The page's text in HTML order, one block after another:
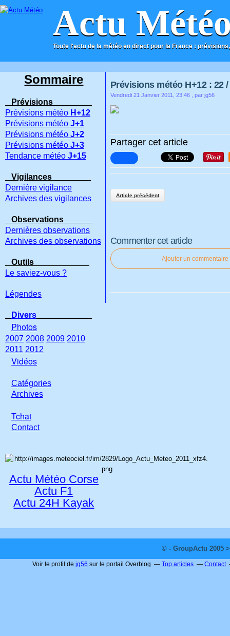
Actu
Toute l'actu de la météo en direct pour la France :
ACCUEIL CONTACT
Prévisions météo H+12 : 22
Vendredi 21 Janvier 2011, 23:46 , par jg56
Partager cet article
Article précédent
Commenter cet article
Ajouter un commentaire
Sommaire
Prévisions
Prévisions météo H+12
Prévisions météo J+1
Prévisions météo J+2
Prévisions météo J+3
Tendance météo J+15
Vigilances
Dernière vigilance
Archives des vigilances
Observations
Dernières observations
Archives des observations
Outils
Le saviez-vous ?
Légendes
Divers
Photos
2007 2008 2009 2010
2011 2012
Vidéos
Catégories
Archives
Tchat
Contact
Actu Météo Corse
Actu F1
Actu 24H Kayak
© - GroupActu 2005
Voir le profil dejg56 sur le portail Overblog Top articles Contact